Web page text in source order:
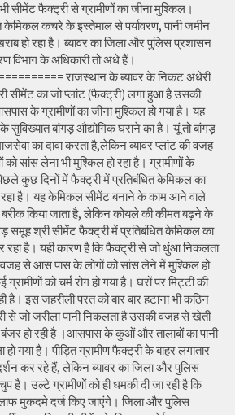
सीमेंट फैक्ट्री से ग्रामीणों का जीना मुश्किल।
केमिकल कचरे के इस्तेमाल से पर्यावरण, पानी जमीन
हो रहा है। ब्यावर का जिला और पुलिस प्रशासन
विभाग के अधिकारी तो अंधे हैं।
राजस्थान के ब्यावर के निकट अंधेरी
सीमेंट का जो प्लांट (फैक्ट्री) लगा हुआ है उसकी
के ग्रामीणों का जीना मुश्किल हो गया है। यह
सुविख्यात बांगड़ औद्योगिक घराने का है। यूं तो बांगड़
का दावा करता है,लेकिन ब्यावर प्लांट की वजह
को सांस लेना भी मुश्किल हो रहा है। ग्रामीणों के
कुछ दिनों में फैक्ट्री में प्रतिबंधित केमिकल का
रहा है। यह केमिकल सीमेंट बनाने के काम आने वाले
बरीक किया जाता है, लेकिन कोयले की कीमत बढ़ने के
समूह श्री सीमेंट फैक्ट्री में प्रतिबंधित केमिकल का
रहा है। यही कारण है कि फैक्ट्री से जो धुंआ निकलता
से आस पास के लोगों को सांस लेने में मुश्किल हो
ग्रामीणों को चर्म रोग हो गया है। घरों पर मिट्टी की
है। इस जहरीली परत को बार बार हटाना भी कठिन
से जो जरीला पानी निकलता है उसकी वजह से खेती
हो रही है ।आसपास के कुओं और तालाबों का पानी
हो गया है। पीड़ित ग्रामीण फैक्ट्री के बाहर लगातार
कर रहे हैं, लेकिन ब्यावर का जिला और पुलिस
है। उल्टे ग्रामीणों को ही धमकी दी जा रही है कि
मुकदमे दर्ज किए जाएंगे। जिला और पुलिस